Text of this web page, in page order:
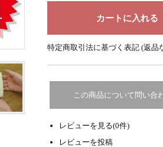
特定商取引法に基づく表記 (返品
この商品について問い合
レビューを見る(0件)
レビューを投稿